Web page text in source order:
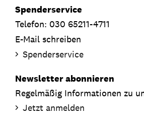
Spenderservice
Telefon: 030 65211-4711
E-Mail schreiben
Spenderservice
Newsletter abonnieren
Regelmäßig Informationen zu
Jetzt anmelden